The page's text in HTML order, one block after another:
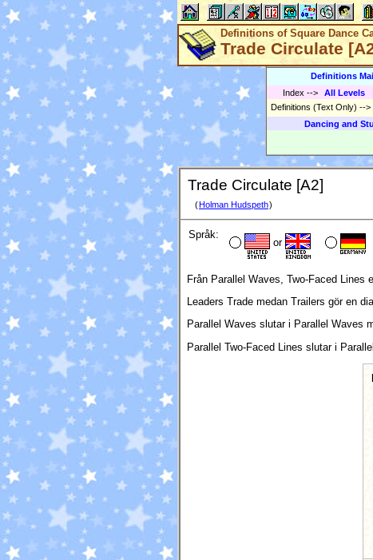
Definitions of Square Dance
Trade Circulate
Definitions
Index --> All Levels
Definitions (Text Only) -->
Dancing and
Trade Circulate [A2]
( Holman Hudspeth)
Språk:
or
Från Parallel Waves, Two-Faced Lines
Leaders Trade medan Trailers gör en
Parallel Waves slutar i Parallel Waves
Parallel Two-Faced Lines slutar i